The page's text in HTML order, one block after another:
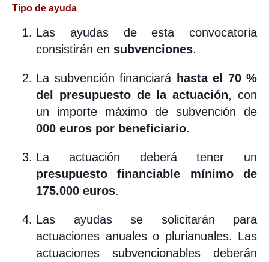
Tipo de ayuda
Las ayudas de esta convocatoria
consistirán en subvenciones.
La subvención financiará hasta el 70 %
del presupuesto de la actuación, con
un importe máximo de subvención de
000 euros por beneficiario.
La actuación deberá́ tener un
presupuesto financiable mínimo de
175.000 euros.
Las ayudas se solicitarán para
actuaciones anuales o plurianuales. Las
actuaciones subvencionables deberán